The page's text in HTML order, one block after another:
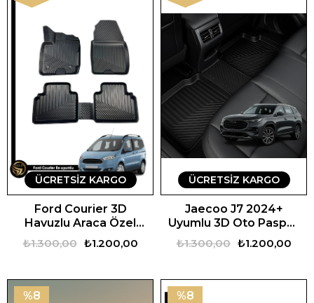
Ford Courier 3D
Havuzlu Araca Özel
Oto Paspas₺1.200,00
₺1.300,00
ÜCRETSIZ KARGO
Jaecoo J7 2024+
Uyumlu 3D Oto Paspas
Premium₺1.200,00
₺1.300,00
ÜCRETSIZ KARGO
%8 %8